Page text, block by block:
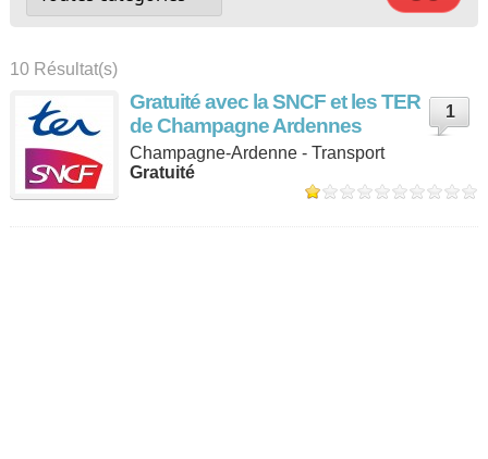
10 Résultat(s)
Gratuité avec la SNCF et les TER
de Champagne Ardennes
1
Champagne-Ardenne - Transport
Gratuité